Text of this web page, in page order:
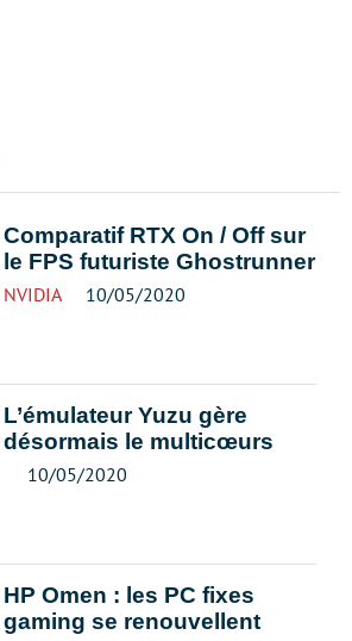
Comparatif RTX On / Off sur
le FPS futuriste Ghostrunner
NVIDIA 10/05/2020
L’émulateur Yuzu gère
désormais le multicœurs
10/05/2020
HP Omen : les PC fixes
gaming se renouvellent